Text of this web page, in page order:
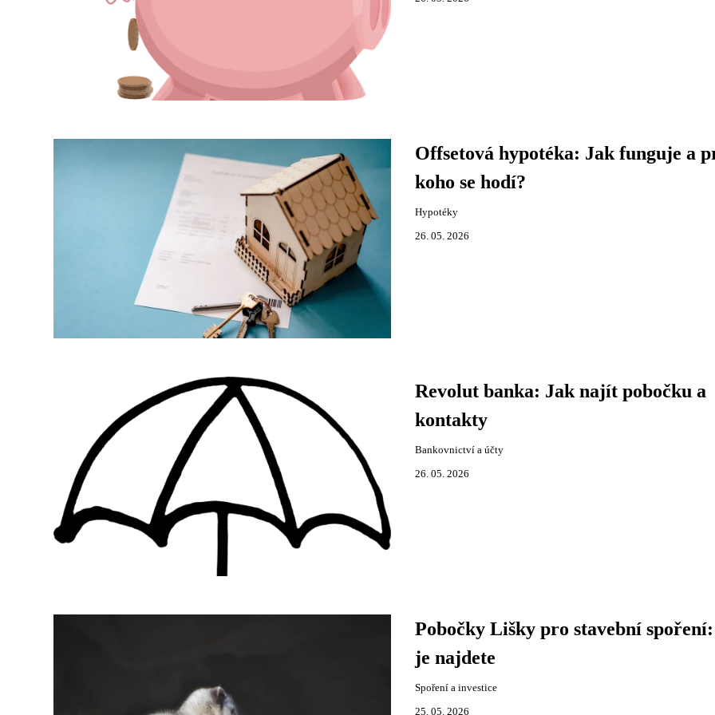
Offsetová hypotéka: Jak funguje a
koho se hodí?
Hypotéky
26. 05. 2026
Revolut banka: Jak najít pobočku a
kontakty
Bankovnictví a účty
26. 05. 2026
Pobočky Lišky pro stavební
je najdete
Spoření a investice
25. 05. 2026